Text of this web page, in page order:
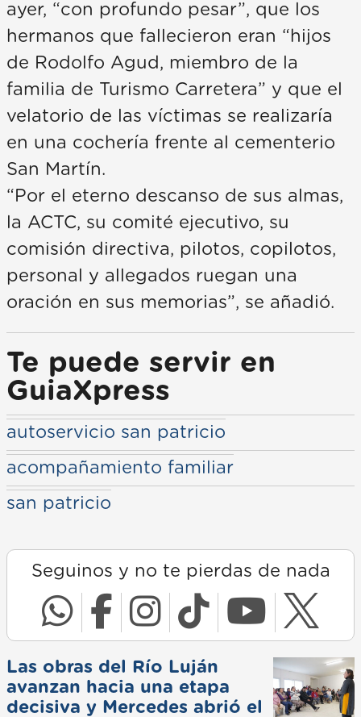
ayer, “con profundo pesar”, que los
hermanos que fallecieron eran “hijos
de Rodolfo Agud, miembro de la
familia de Turismo Carretera” y que el
velatorio de las víctimas se realizaría
en una cochería frente al cementerio
San Martín.
“Por el eterno descanso de sus almas,
la ACTC, su comité ejecutivo, su
comisión directiva, pilotos, copilotos,
personal y allegados ruegan una
oración en sus memorias”, se añadió.
Te puede servir en
GuiaXpress
autoservicio san patricio
acompañamiento familiar
san patricio
Seguinos y no te pierdas de nada
Las obras del Río Luján
avanzan hacia una etapa
decisiva y Mercedes abrió el